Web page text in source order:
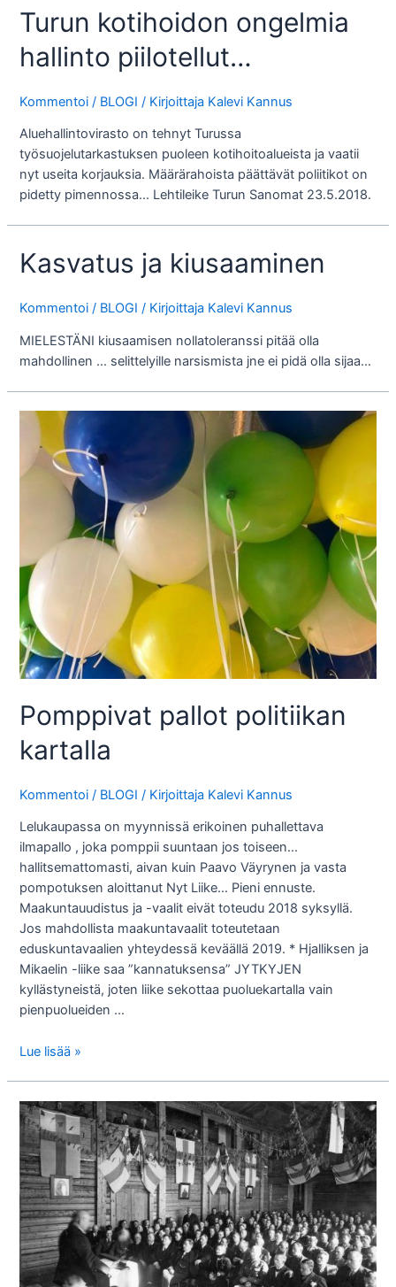
Turun kotihoidon ongelmia
hallinto piilotellut…
Kommentoi / BLOGI / Kirjoittaja Kalevi Kannus
Aluehallintovirasto on tehnyt Turussa
työsuojelutarkastuksen puoleen kotihoitoalueista ja vaatii
nyt useita korjauksia. Määrärahoista päättävät poliitikot on
pidetty pimennossa… Lehtileike Turun Sanomat 23.5.2018.
Kasvatus ja kiusaaminen
Kommentoi / BLOGI / Kirjoittaja Kalevi Kannus
MIELESTÄNI kiusaamisen nollatoleranssi pitää olla
mahdollinen … selittelyille narsismista jne ei pidä olla sijaa…
Pomppivat pallot politiikan
kartalla
Kommentoi / BLOGI / Kirjoittaja Kalevi Kannus
Lelukaupassa on myynnissä erikoinen puhallettava
ilmapallo , joka pomppii suuntaan jos toiseen…
hallitsemattomasti, aivan kuin Paavo Väyrynen ja vasta
pompotuksen aloittanut Nyt Liike… Pieni ennuste.
Maakuntauudistus ja -vaalit eivät toteudu 2018 syksyllä.
Jos mahdollista maakuntavaalit toteutetaan
eduskuntavaalien yhteydessä keväällä 2019. * Hjalliksen ja
Mikaelin -liike saa ”kannatuksensa” JYTKYJEN
kyllästyneistä, joten liike sekottaa puoluekartalla vain
pienpuolueiden …
Pomppivat
kartalla
Lue lisää »